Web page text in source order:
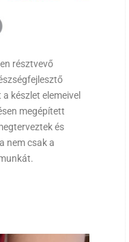
résztvevő
készlet elemeivel
megépített
és
nem csak a